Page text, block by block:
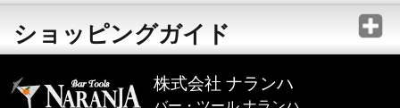
ショッピングガイド
株式会社 ナランハ